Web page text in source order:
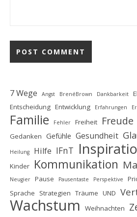
7 Wege Angst BrenéBrown Dankbarkeit
Entscheidung Entwicklung Erfahrungen
Familie Fehler Freiheit Freude
Gedanken Gefühle Gesundheit
Heilung Hilfe IFnT
Kinder Kommunikation
Neugier Pause Pausentaste Perspektive
Sprache
Strategien Träume UND
Wachstum Weihnachten